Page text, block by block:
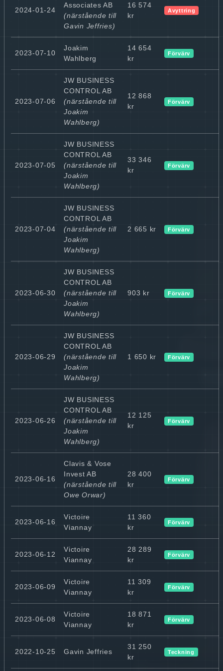
2024-01-24
Associates AB
(närstående till
Gavin Jeffries)
16 574
kr
Avyttring
2023-07-10
Joakim
Wahlberg
14 654
kr
Förvärv
2023-07-06
JW BUSINESS
CONTROL AB
(närstående till
Joakim
Wahlberg)
12 868
kr
Förvärv
2023-07-05
JW BUSINESS
CONTROL AB
(närstående till
Joakim
Wahlberg)
33 346
kr
Förvärv
2023-07-04
JW BUSINESS
CONTROL AB
(närstående till
Joakim
Wahlberg)
2 665 kr Förvärv
2023-06-30
JW BUSINESS
CONTROL AB
(närstående till
Joakim
Wahlberg)
903 kr Förvärv
2023-06-29
JW BUSINESS
CONTROL AB
(närstående till
Joakim
Wahlberg)
1 650 kr Förvärv
2023-06-26
JW BUSINESS
CONTROL AB
(närstående till
Joakim
Wahlberg)
12 125
kr
Förvärv
2023-06-16
Clavis & Vose
Invest AB
(närstående till
Owe Orwar)
28 400
kr
Förvärv
2023-06-16
Victoire
Viannay
11 360
kr
Förvärv
2023-06-12
Victoire
Viannay
28 289
kr
Förvärv
2023-06-09
Victoire
Viannay
11 309
kr
Förvärv
2023-06-08
Victoire
Viannay
18 871
kr
Förvärv
2022-10-25 Gavin Jeffries
31 250
kr
Teckning